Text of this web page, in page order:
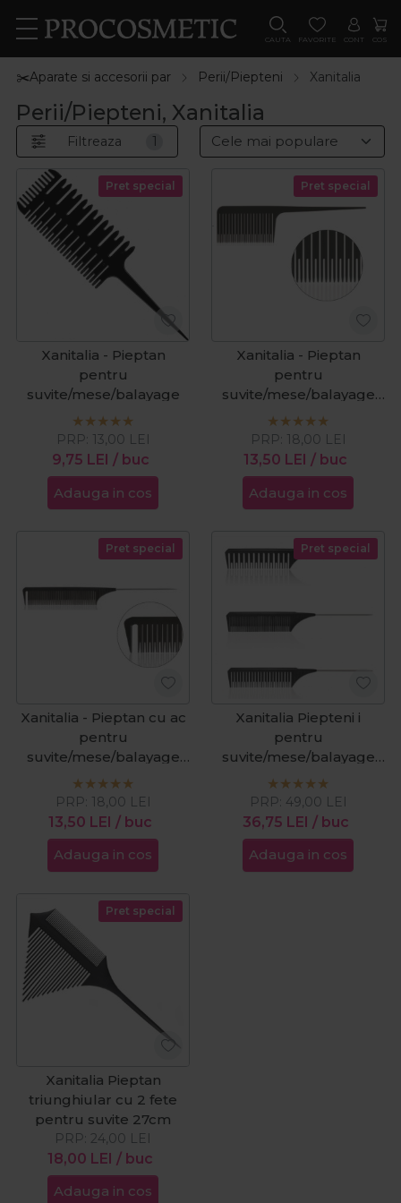
CAUTA FAVORITE CONT COS
✂️Aparate si accesorii par Perii/Piepteni Xanitalia
Perii/Piepteni, Xanitalia
Filtreaza 1
Pret special
Xanitalia - Pieptan
pentru
suvite/mese/balayage
9,75 LEI / buc
PRP: 13,00 LEI
Adauga in cos
Pret special
Xanitalia - Pieptan
pentru
suvite/mese/balayage
23cm
13,50 LEI / buc
PRP: 18,00 LEI
Adauga in cos
Pret special
Xanitalia - Pieptan cu ac
pentru
suvite/mese/balayage
26cm
13,50 LEI / buc
PRP: 18,00 LEI
Adauga in cos
Pret special
Xanitalia Piepteni i
pentru
suvite/mese/balayage
3buc
36,75 LEI / buc
PRP: 49,00 LEI
Adauga in cos
Pret special
Xanitalia Pieptan
triunghiular cu 2 fete
pentru suvite 27cm
18,00 LEI / buc
PRP: 24,00 LEI
Adauga in cos